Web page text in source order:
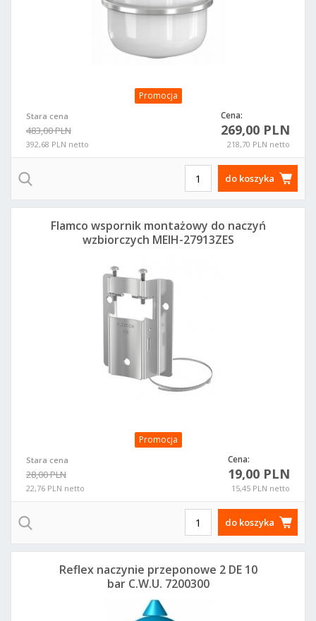
Promocja
Stara cena
483,00 PLN
392,68 PLN netto
Cena:
269,00 PLN
218,70 PLN netto
do koszyka
Promocja
Stara cena
28,00 PLN
22,76 PLN netto
Cena:
19,00 PLN
15,45 PLN netto
Flamco wspornik montażowy do naczyń
wzbiorczych MEIH-27913ZES
do koszyka
Reflex naczynie przeponowe 2 DE 10
bar C.W.U. 7200300